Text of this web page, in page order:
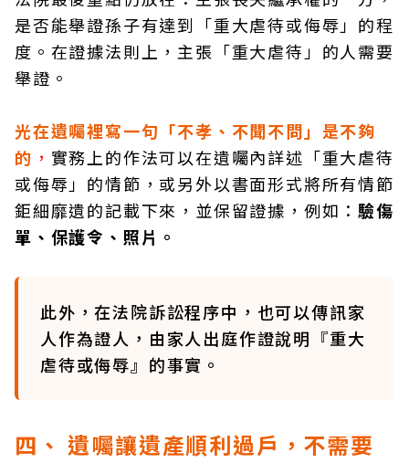
是否能舉證孫子有達到「重大虐待或侮辱」的程
度。在證據法則上，主張「重大虐待」的人需要
舉證。
光在遺囑裡寫一句「不孝、不聞不問」是不夠
的 ， 實務上的作法可以在遺囑內詳述「重大虐待
或侮辱」的情節，或另外以書面形式將所有情節
鉅細靡遺的記載下來，並保留證據，例如：驗傷
單、保護令、照片。
此外，在法院訴訟程序中，也可以傳訊家
人作為證人，由家人出庭作證說明『重大
虐待或侮辱』的事實。
四、 遺囑讓遺產順利過戶，不需要